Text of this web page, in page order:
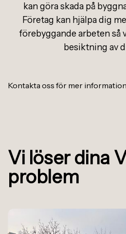
kan göra skada på
Företag kan hjälpa dig
förebyggande arbeten så
besiktning av
Kontakta oss för mer information
Vi löser dina
problem